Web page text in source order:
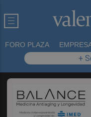
FORO PLAZA
+